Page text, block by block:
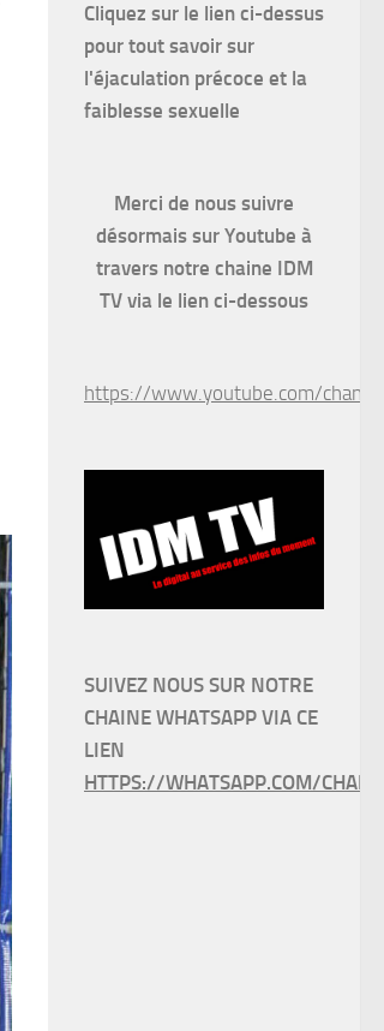
Cliquez sur le lien ci-dessus
pour tout savoir sur
l'éjaculation précoce et la
faiblesse sexuelle
Merci de nous suivre
désormais sur Youtube à
travers notre chaine IDM
TV via le lien ci-dessous
https://www.youtube.com/
SUIVEZ NOUS SUR NOTRE
CHAINE WHATSAPP VIA CE
LIEN
HTTPS://WHATSAPP.COM/